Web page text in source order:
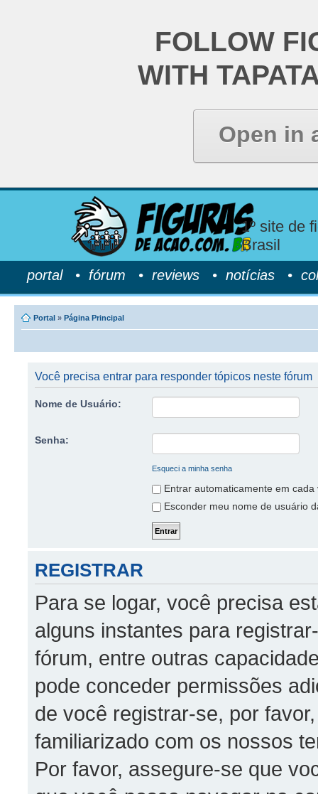
FOLLOW
WITH
Open in
1º site de
Brasil
portal• fórum • reviews • notícias •
Portal » Página Principal
Você precisa entrar para responder tópicos neste fórum
Nome de Usuário:
Senha:
Esqueci a minha senha
Entrar automaticamente em cada
Esconder meu nome de usuário
REGISTRAR
Para se logar, você precisa
alguns instantes para
fórum, entre outras
pode conceder permissões
de você registrar-se, por
familiarizado com os nossos
Por favor, assegure-se que